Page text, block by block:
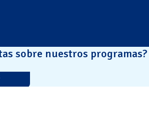
sobre nuestros programas?